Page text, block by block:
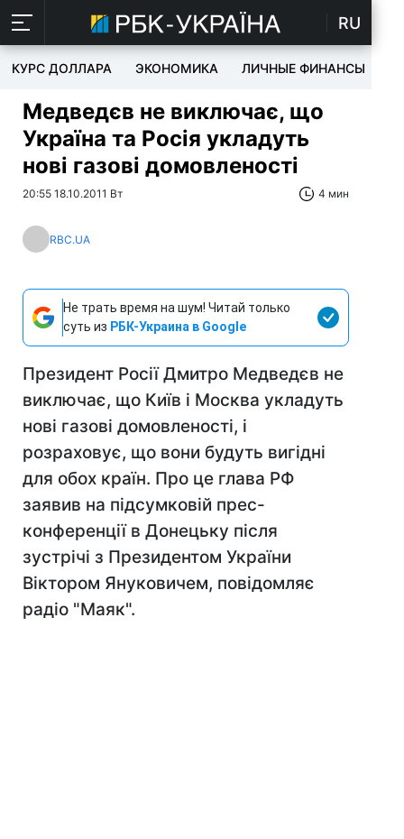
RU
КУРС ДОЛЛАРА ЭКОНОМИКА ЛИЧНЫЕ ФИНАНСЫ
Медведєв не виключає, що
Україна та Росія укладуть
нові газові домовленості
20:55 18.10.2011 Вт 4 мин
RBC.UA
Не трать время на шум! Читай только
суть из РБК-Украина в Google
Президент Росії Дмитро Медведєв не
виключає, що Київ і Москва укладуть
нові газові домовленості, і
розраховує, що вони будуть вигідні
для обох країн. Про це глава РФ
заявив на підсумковій прес-
конференції в Донецьку після
зустрічі з Президентом України
Віктором Януковичем, повідомляє
радіо "Маяк".